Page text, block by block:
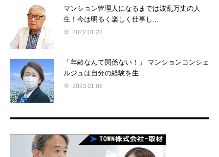
マンション管理人になるまでは波乱万丈の人
生！今は明るく楽しく仕事し...
2022.01.22
「年齢なんて関係ない！」 マンションコンシェ
ルジュは自分の経験を生...
2023.01.05